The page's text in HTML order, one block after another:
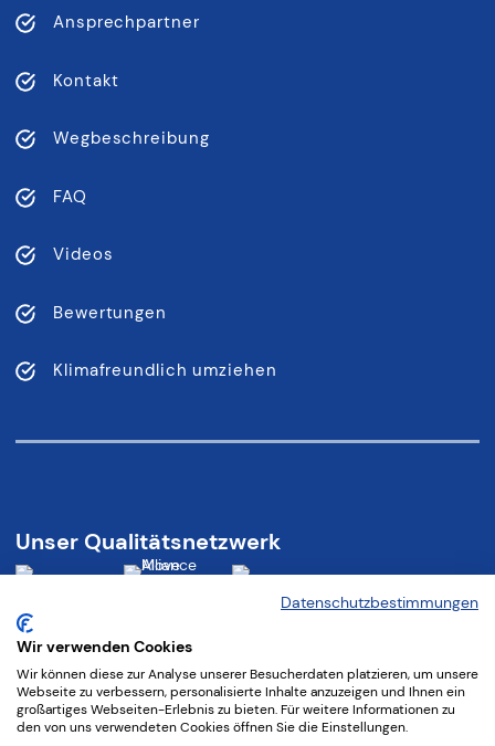
Ansprechpartner
Kontakt
Wegbeschreibung
FAQ
Videos
Bewertungen
Klimafreundlich umziehen
Unser Qualitätsnetzwerk
Folgen Sie uns:
Datenschutzbestimmungen
Wir verwenden Cookies
Wir können diese zur Analyse unserer Besucherdaten platzieren, um unsere
Webseite zu verbessern, personalisierte Inhalte anzuzeigen und Ihnen ein
großartiges Webseiten-Erlebnis zu bieten. Für weitere Informationen zu
den von uns verwendeten Cookies öffnen Sie die Einstellungen.